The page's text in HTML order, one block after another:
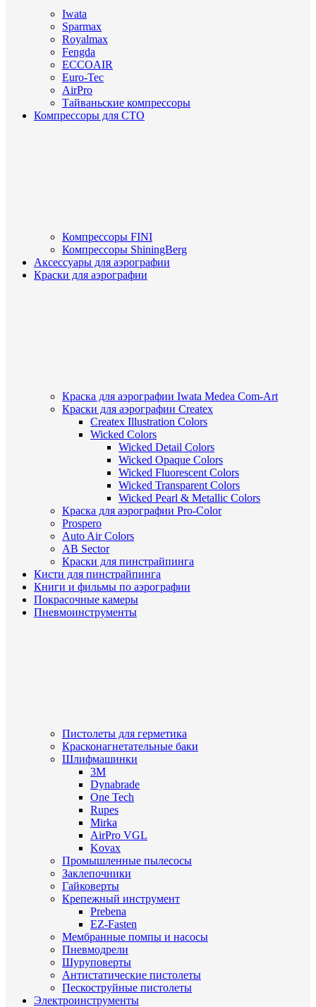
Iwata
Sparmax
Royalmax
Fengda
ECCOAIR
Euro-Tec
AirPro
Тайваньские компрессоры
Компрессоры для СТО
Компрессоры FINI
Компрессоры ShiningBerg
Аксессуары для аэрографии
Краски для аэрографии
Краска для аэрографии Iwata Medea Com-Art
Краски для аэрографии Createx
Createx Illustration Colors
Wicked Colors
Wicked Detail Colors
Wicked Opaque Colors
Wicked Fluorescent Colors
Wicked Transparent Colors
Wicked Pearl & Metallic Colors
Краска для аэрографии Pro-Color
Prospero
Auto Air Colors
AB Sector
Краски для пинстрайпинга
Кисти для пинстрайпинга
Книги и фильмы по аэрографии
Покрасочные камеры
Пневмоинструменты
Пистолеты для герметика
Красконагнетательные баки
Шлифмашинки
3M
Dynabrade
One Tech
Rupes
Mirka
AirPro VGL
Kovax
Промышленные пылесосы
Заклепочники
Гайковерты
Крепежный инструмент
Prebena
EZ-Fasten
Мембранные помпы и насосы
Пневмодрели
Шуруповерты
Антистатические пистолеты
Пескоструйные пистолеты
Электроинструменты